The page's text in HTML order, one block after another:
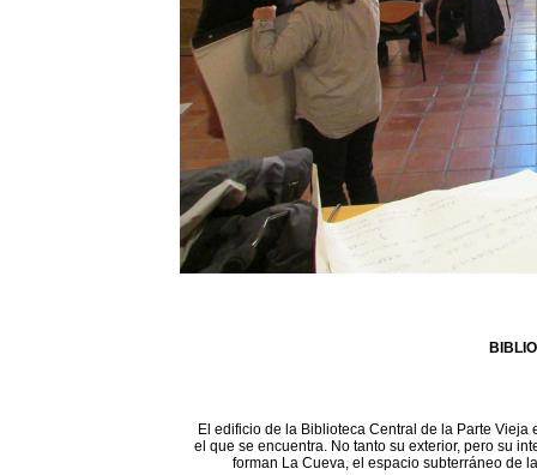
El edificio de la Biblioteca Central de la Parte
el que se encuentra. No tanto su exterior, pero su
forman La Cueva, el espacio subterráneo de